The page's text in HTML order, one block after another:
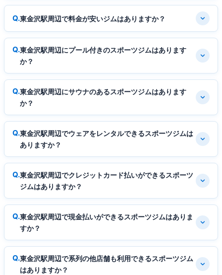
東金沢駅周辺で料金が安いジムはありますか？
東金沢駅周辺にプール付きのスポーツジムはあります
か？
東金沢駅周辺にサウナのあるスポーツジムはあります
か？
東金沢駅周辺でウェアをレンタルできるスポーツジムは
ありますか？
東金沢駅周辺でクレジットカード払いができるスポーツ
ジムはありますか？
東金沢駅周辺で現金払いができるスポーツジムはありま
すか？
東金沢駅周辺で系列の他店舗も利用できるスポーツジム
はありますか？